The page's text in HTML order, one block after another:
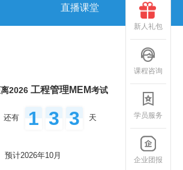
直播课堂
2026 工程管理MEM考试
还有 1 3 3 天
预计2026年10月
新人礼包
课程咨询
学员服务
企业团报